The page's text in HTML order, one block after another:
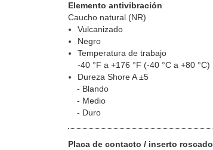
Elemento antivibración
Caucho natural (NR)
Vulcanizado
Negro
Temperatura de trabajo
-40 °F a +176 °F (-40 °C a +80 °C)
Dureza Shore A ±5
Blando
Medio
Duro
Placa de contacto / inserto roscado